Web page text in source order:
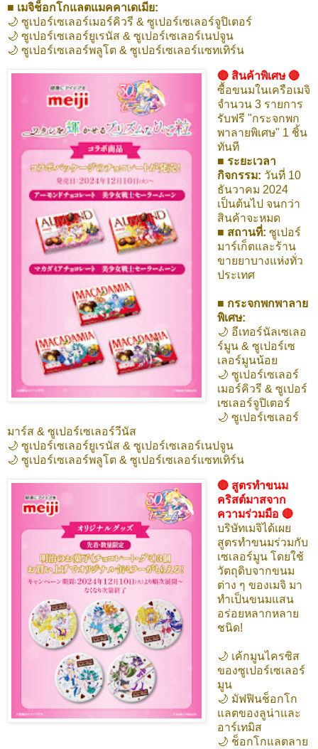
■ เมจิช็อกโกแลตแมคคาเดเมีย:
🌙 ซูเปอร์เซเลอร์เมอร์คิวรี & ซูเปอร์เซเลอร์จูปิเตอร์
🌙 ซูเปอร์เซเลอร์ยูเรนัส & ซูเปอร์เซเลอร์เนปจูน
🌙 ซูเปอร์เซเลอร์พลูโต & ซูเปอร์เซเลอร์แซทเทิร์น
🔴 สินค้าพิเศษ 🔴
ซื้อขนมในเครือเมจิ
จำนวน 3 รายการ
รับฟรี "กระจกพก
พาลายพิเศษ" 1 ชิ้น
ทันที
■ ระยะเวลา
กิจกรรม: วันที่ 10
ธันวาคม 2024
เป็นต้นไป จนกว่า
สินค้าจะหมด
■ สถานที่: ซูเปอร์
มาร์เก็ตและร้าน
ขายยาบางแห่งทั่ว
ประเทศ
■ กระจกพกพาลาย
พิเศษ:
🌙 อีเทอร์นัลเซเลอ
ร์มูน & ซูเปอร์เซ
เลอร์มูนน้อย
🌙 ซูเปอร์เซเลอร์
เมอร์คิวรี & ซูเปอร์
เซเลอร์จูปิเตอร์
🌙 ซูเปอร์เซเลอร์
มาร์ส & ซูเปอร์เซเลอร์วีนัส
🌙 ซูเปอร์เซเลอร์ยูเรนัส & ซูเปอร์เซเลอร์เนปจูน
🌙 ซูเปอร์เซเลอร์พลูโต & ซูเปอร์เซเลอร์แซทเทิร์น
🔴 สูตรทำขนม
คริสต์มาสจาก
ความร่วมมือ 🔴
บริษัทเมจิได้เผย
สูตรทำขนมร่วมกับ
เซเลอร์มูน โดยใช้
วัตถุดิบจากขนม
ต่าง ๆ ของเมจิ มา
ทำเป็นขนมแสน
อร่อยหลากหลาย
ชนิด!
🌙 เค้กมูนไครซิส
ของซูเปอร์เซเลอร์
มูน
🌙 มัฟฟินช็อกโก
แลตของลูน่าและ
อาร์เทมิส
🌙 ช็อกโกแลตลาย